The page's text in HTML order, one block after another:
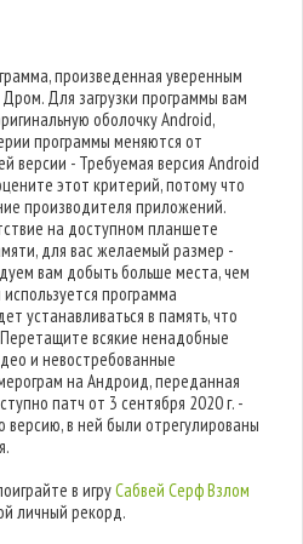
произведенная уверенным
Для загрузки программы вам
оболочку Android,
программы меняются от
версии - Требуемая версия Android
этот критерий, потому что
производителя приложений.
на доступном планшете
для вас желаемый размер -
вам добыть больше места, чем
программа
устанавливаться в память, что
всякие ненадобные
и невостребованные
на Андроид, переданная
патч от 3 сентября 2020 г. -
в ней были отрегулированы
в игруСабвей Серф Взлом
личный рекорд.